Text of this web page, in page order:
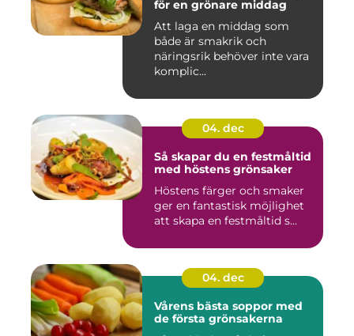
för en grönare middag
Att laga en middag som
både är smakrik och
näringsrik behöver inte vara
komplic...
04. dec
Så skapar du en festmåltid
med höstens grönsaker
Höstens färger och smaker
ger en fantastisk möjlighet
att skapa en festmåltid s...
04. dec
Vårens bästa soppor med
de första grönsakerna